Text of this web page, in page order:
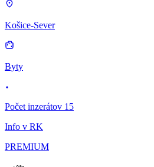
Košice-Sever
Byty
Počet inzerátov 15
Info v RK
PREMIUM